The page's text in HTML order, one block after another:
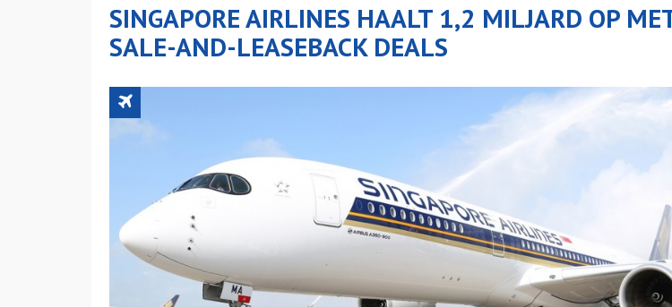
SINGAPORE AIRLINES HAALT 1,2 MILJARD OP
SALE-AND-LEASEBACK DEALS